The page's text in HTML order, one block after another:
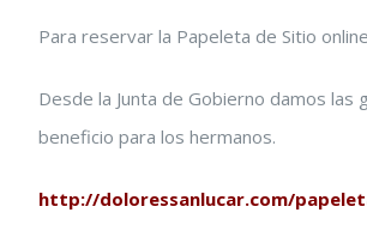
Para reservar la Papeleta de Sitio
Desde la Junta de Gobierno damos
beneficio para los hermanos.
http://doloressanlucar.com/